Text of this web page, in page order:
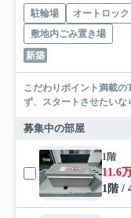
駐輪場 オートロック
敷地内ごみ置き場
新築
こだわりポイント満載
ず、スタートさせたい
募集中の部屋
1階
11.6
1階 /